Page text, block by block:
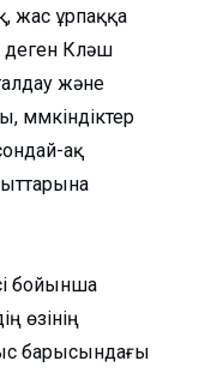
жас ұрпаққа
деген Күләш
және
мүмкіндіктер
ақ
бойынша
өзінің
барысындағы